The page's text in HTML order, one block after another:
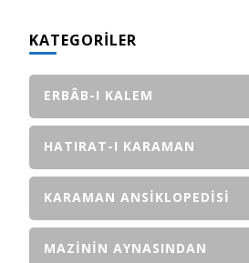
KATEGORILER
ERBÂB-I KALEM
HATIRAT-I KARAMAN
KARAMAN ANSIKLOPEDISI
MAZININ AYNASINDAN